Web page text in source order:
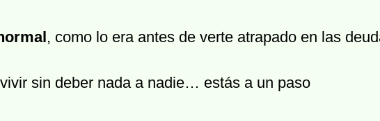
, como lo era antes de verte atrapado en las
sin deber nada a nadie… estás a un paso